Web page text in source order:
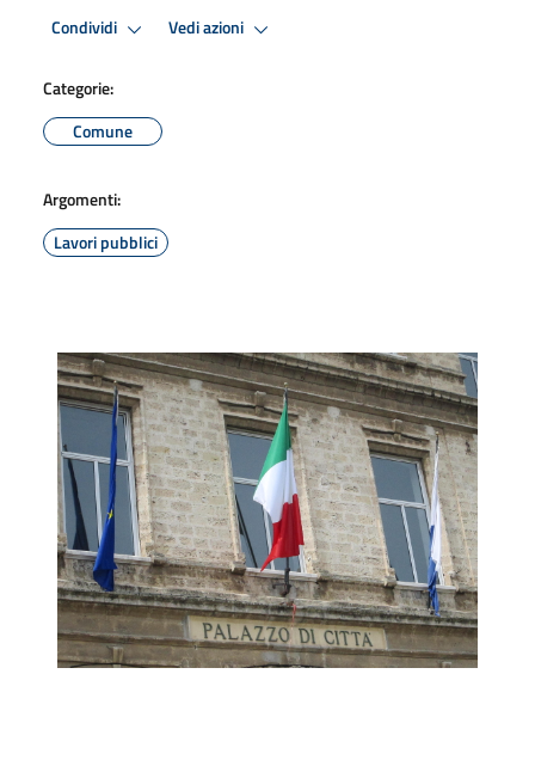
Condividi Vedi azioni
Categorie:
Comune
Argomenti:
Lavori pubblici